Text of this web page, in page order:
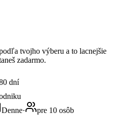
tvojho výberu a to lacnejšie
zadarmo.
dní
Denne·
pre 10 osôb